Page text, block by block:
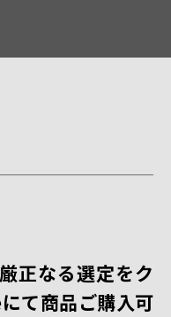
正なる選定をク
て商品ご購入可